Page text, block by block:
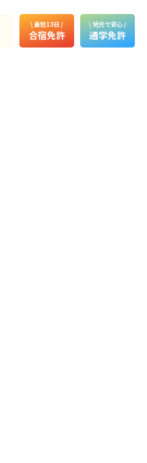
\ 最短13日 /
合宿免許
\ 地元で安心 /
通学免許